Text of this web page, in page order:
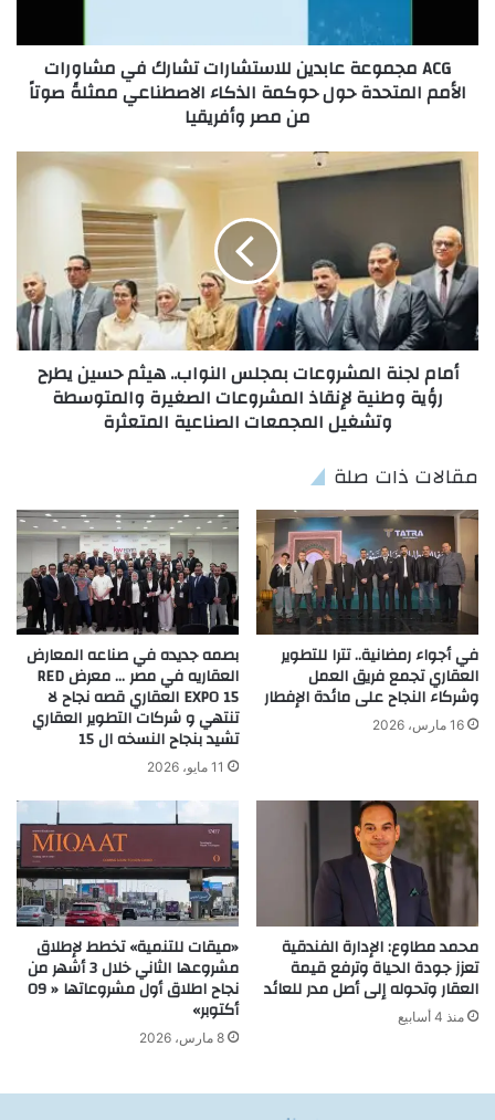
ACG مجموعة عابدين للاستشارات تشارك في مشاورات
الأمم المتحدة حول حوكمة الذكاء الاصطناعي ممثلةً صوتاً
من مصر وأفريقيا
أمام لجنة المشروعات بمجلس النواب.. هيثم حسين يطرح
رؤية وطنية لإنقاذ المشروعات الصغيرة والمتوسطة
وتشغيل المجمعات الصناعية المتعثرة
مقالات ذات صلة
في أجواء رمضانية.. تترا للتطوير
العقاري تجمع فريق العمل
وشركاء النجاح على مائدة الإفطار
16 مارس، 2026
بصمه جديده في صناعه المعارض
العقاريه في مصر … معرض RED
EXPO 15 العقاري قصه نجاح لا
تنتهي و شركات التطوير العقاري
تشيد بنجاح النسخه ال 15
11 مايو، 2026
محمد مطاوع: الإدارة الفندقية
تعزز جودة الحياة وترفع قيمة
العقار وتحوله إلى أصل مدر للعائد
منذ 4 أسابيع
«ميقات للتنمية» تخطط لإطلاق
مشروعها الثاني خلال 3 أشهر من
نجاح اطلاق أول مشروعاتها « O9
أكتوبر»
8 مارس، 2026